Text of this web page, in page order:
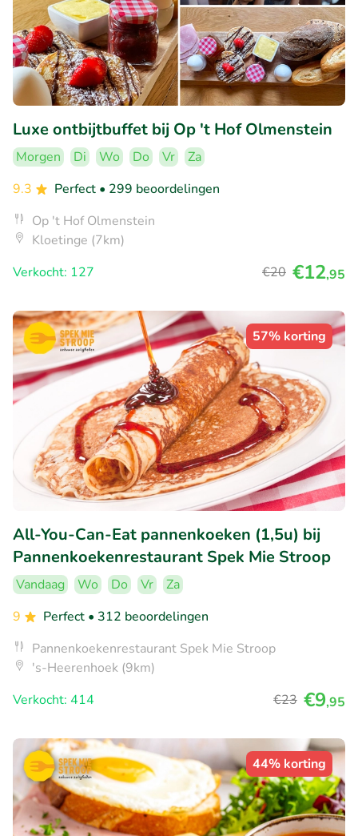
Luxe ontbijtbuffet bij Op 't Hof Olmenstein
Morgen Di Wo Do Vr
Za
9.3
Perfect • 299 beoordelingen
Op 't Hof Olmenstein
Kloetinge (7km)
Verkocht: 127
€20 €12,95
57% korting
All-You-Can-Eat pannenkoeken (1,5u) bij
Pannenkoekenrestaurant Spek Mie Stroop
Vandaag Wo Do Vr
Za
9
Perfect • 312 beoordelingen
Pannenkoekenrestaurant Spek Mie Stroop
's-Heerenhoek (9km)
Verkocht: 414
€23 €9,95
44% korting